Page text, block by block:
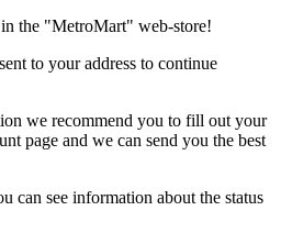
the "MetroMart" web-store!
to your address to continue
we recommend you to fill out your
page and we can send you the best
can see information about the status